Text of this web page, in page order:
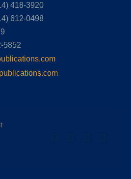
418-3920
612-0498
5852